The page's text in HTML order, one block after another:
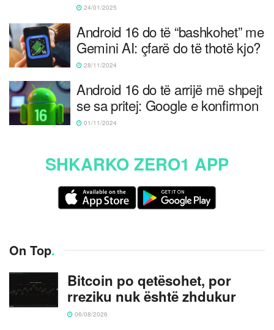
24/01/2025
Android 16 do të “bashkohet” me
Gemini AI: çfarë do të thotë kjo?
28/11/2024
Android 16 do të arrijë më shpejt
se sa pritej: Google e konfirmon
01/11/2024
SHKARKO ZERO1 APP
On Top.
Bitcoin po qetësohet, por
rreziku nuk është zhdukur
06/08/2026